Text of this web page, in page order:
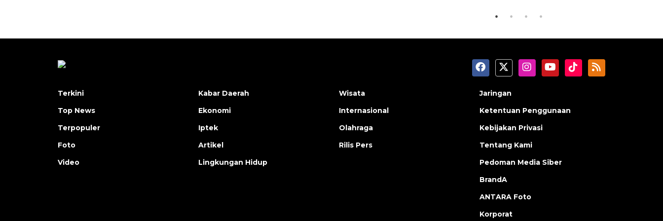
Terkini
Top News
Terpopuler
Foto
Video
Kabar Daerah
Ekonomi
Iptek
Artikel
Lingkungan Hidup
Wisata
Internasional
Olahraga
Rilis Pers
Jaringan
Ketentuan Penggunaan
Kebijakan Privasi
Tentang Kami
Pedoman Media Siber
BrandA
ANTARA Foto
Korporat